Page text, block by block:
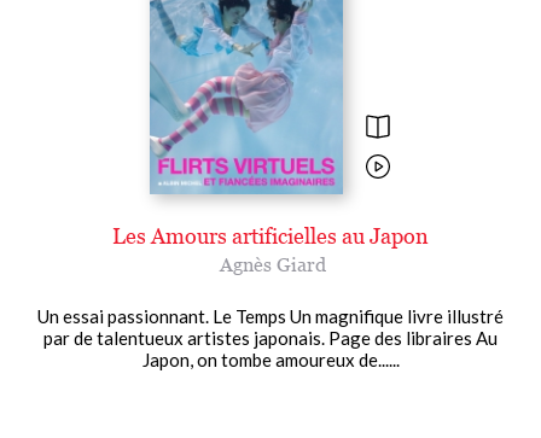
Les Amours artificielles au Japon
Agnès Giard
Un essai passionnant. Le Temps Un magnifique livre illustré
par de talentueux artistes japonais. Page des libraires Au
Japon, on tombe amoureux de......